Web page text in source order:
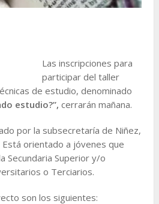
Las inscripciones para
participar del taller
de estudio, denominado
estudio?”, cerrarán mañana.
por la subsecretaría de Niñez,
Está orientado a jóvenes que
Secundaria Superior y/o
o Terciarios.
son los siguientes: